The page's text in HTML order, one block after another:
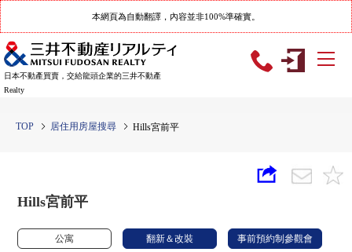
本網頁為自動翻譯，內容並非100%準確實。
日本不動產買賣，交給龍頭企業的三井不動產
Realty
TOP 居住用房屋搜尋 Hills宮前平
Hills宮前平
公寓 翻新＆改裝 事前預約制參觀會